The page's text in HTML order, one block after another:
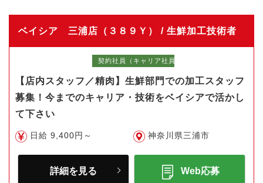
ベイシア 三浦店（３８９Ｙ） / 生鮮加工技術者
契約社員（キャリア社員）
【店内スタッフ／精肉】生鮮部門での加工スタッフ
募集！今までのキャリア・技術をベイシアで活かし
て下さい
日給 9,400円～ 神奈川県三浦市
詳細を見る Web応募